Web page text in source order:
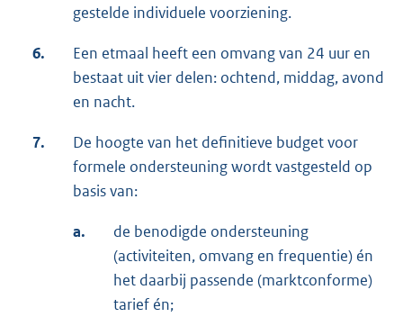
gestelde individuele voorziening.
6.
Een etmaal heeft een omvang van 24 uur en
bestaat uit vier delen: ochtend, middag, avond
en nacht.
7.
De hoogte van het definitieve budget voor
formele ondersteuning wordt vastgesteld op
basis van:
a.
de benodigde ondersteuning
(activiteiten, omvang en frequentie) én
het daarbij passende (marktconforme)
tarief én;